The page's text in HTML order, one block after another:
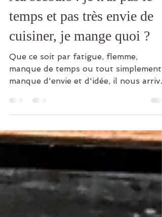
Au secours : je n'ai pas le
temps et pas très envie de
cuisiner, je mange quoi ?
Que ce soit par fatigue, flemme,
manque de temps ou tout simplement
manque d'envie et d'idée, il nous arrive